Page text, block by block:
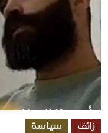
زائف سياسة